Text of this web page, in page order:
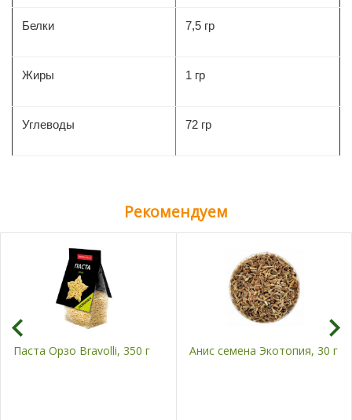
Белки 7,5 гр
Жиры 1 гр
Углеводы 72 гр
Рекомендуем
Паста Орзо Bravolli, 350 г Анис семена Экотопия, 30 г